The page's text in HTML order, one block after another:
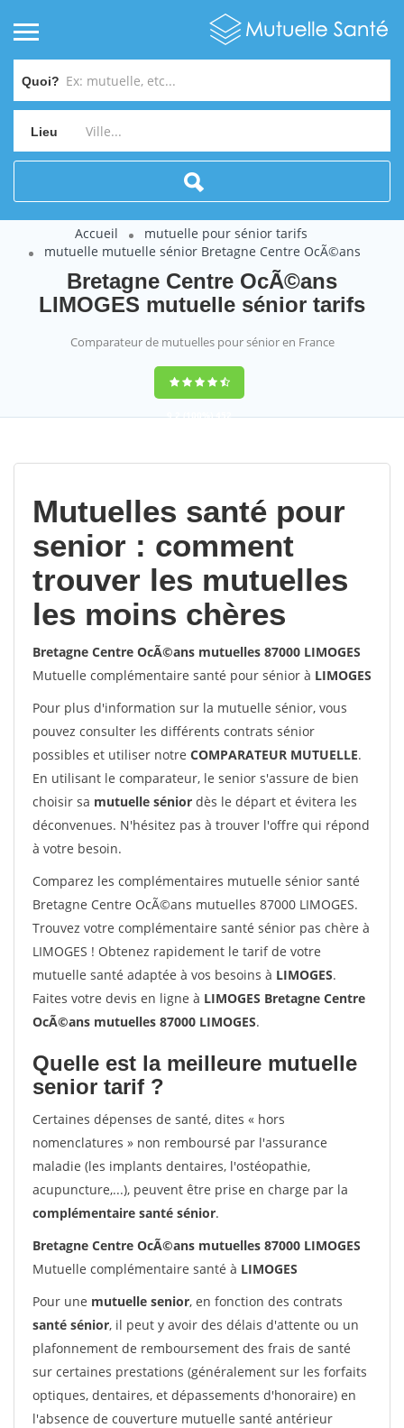
Quoi?
Lieu
Accueil
mutuelle pour sénior tarifs
mutuelle mutuelle sénior Bretagne Centre OcÃ©ans
Bretagne Centre OcÃ©ans
LIMOGES mutuelle sénior tarifs
Comparateur de mutuelles pour sénior en France
9,2(100%)452
Mutuelles santé pour
senior : comment
trouver les mutuelles
les moins chères
Bretagne Centre OcÃ©ans mutuelles 87000 LIMOGES
Mutuelle complémentaire santé pour sénior à LIMOGES
Pour plus d'information sur la mutuelle sénior, vous
pouvez consulter les différents contrats sénior
possibles et utiliser notre COMPARATEUR MUTUELLE.
En utilisant le comparateur, le senior s'assure de bien
choisir sa mutuelle sénior dès le départ et évitera les
déconvenues. N'hésitez pas à trouver l'offre qui répond
à votre besoin.
Comparez les complémentaires mutuelle sénior santé
Bretagne Centre OcÃ©ans mutuelles 87000 LIMOGES.
Trouvez votre complémentaire santé sénior pas chère à
LIMOGES ! Obtenez rapidement le tarif de votre
mutuelle santé adaptée à vos besoins à LIMOGES.
Faites votre devis en ligne à LIMOGES Bretagne Centre
OcÃ©ans mutuelles 87000 LIMOGES.
Quelle est la meilleure mutuelle
senior tarif ?
Certaines dépenses de santé, dites « hors
nomenclatures » non remboursé par l'assurance
maladie (les implants dentaires, l'ostéopathie,
acupuncture,...), peuvent être prise en charge par la
complémentaire santé sénior.
Bretagne Centre OcÃ©ans mutuelles 87000 LIMOGES
Mutuelle complémentaire santé à LIMOGES
Pour une mutuelle senior, en fonction des contrats
santé sénior, il peut y avoir des délais d'attente ou un
plafonnement de remboursement des frais de santé
sur certaines prestations (généralement sur les forfaits
optiques, dentaires, et dépassements d'honoraire) en
l'absence de couverture mutuelle santé antérieur